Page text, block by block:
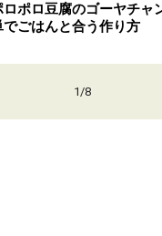
ロポロ豆腐のゴーヤチャ
でごはんと合う作り方
1/8